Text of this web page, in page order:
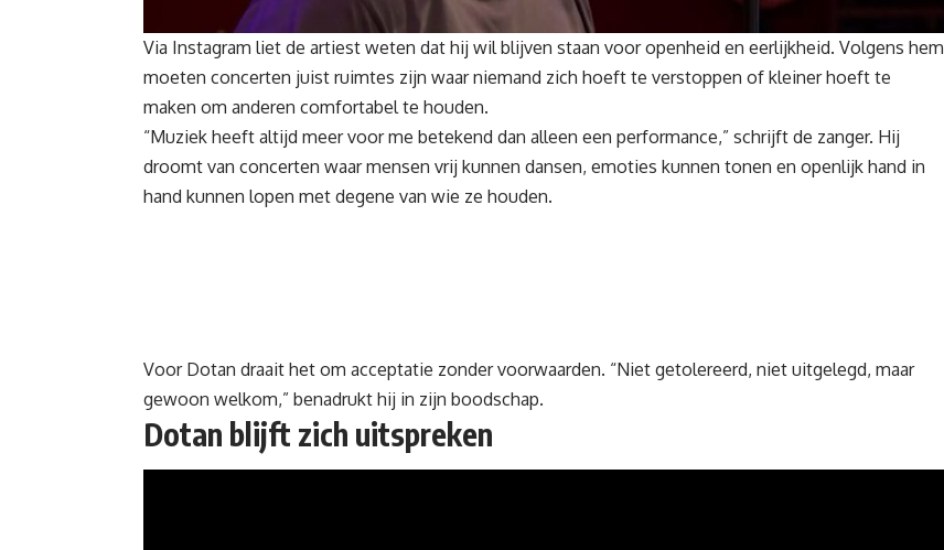
Via Instagram liet de artiest weten dat hij wil blijven staan voor openheid en eerlijkheid. Volgens hem
moeten concerten juist ruimtes zijn waar niemand zich hoeft te verstoppen of kleiner hoeft te
maken om anderen comfortabel te houden.
“Muziek heeft altijd meer voor me betekend dan alleen een performance,” schrijft de zanger. Hij
droomt van concerten waar mensen vrij kunnen dansen, emoties kunnen tonen en openlijk hand in
hand kunnen lopen met degene van wie ze houden.
Voor Dotan draait het om acceptatie zonder voorwaarden. “Niet getolereerd, niet uitgelegd, maar
gewoon welkom,” benadrukt hij in zijn boodschap.
Dotan blijft zich uitspreken